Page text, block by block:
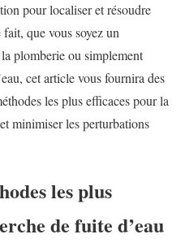
pour localiser et résoudre
que vous soyez un
plomberie ou simplement
cet article vous fournira des
les plus efficaces pour la
et minimiser les perturbations
les plus
de fuite d’eau